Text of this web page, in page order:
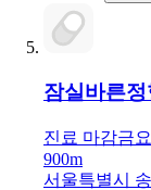
잠실바른
진료 마감금
900m
서울특별시